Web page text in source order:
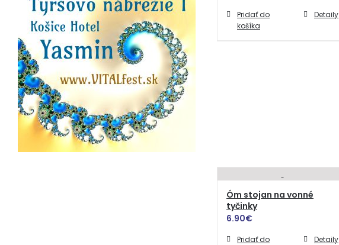
Pridať do
košíka
Detaily
Óm stojan na vonné
tyčinky
6.90€
Pridať do
Detaily